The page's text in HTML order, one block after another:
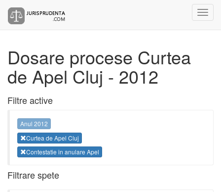
Dosare procese Curtea
de Apel Cluj - 2012
Filtre active
Anul 2012
Curtea de Apel Cluj
Contestatie in anulare Apel
Filtrare spete